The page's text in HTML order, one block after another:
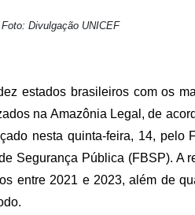
Foto: Divulgação UNICEF
estados brasileiros com os
na Amazônia Legal, de
nesta quinta-feira, 14, pelo
Segurança Pública (FBSP). A
entre 2021 e 2023, além de